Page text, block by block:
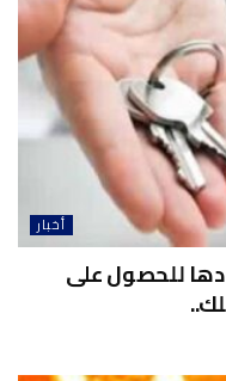
أخبار
للحصول على